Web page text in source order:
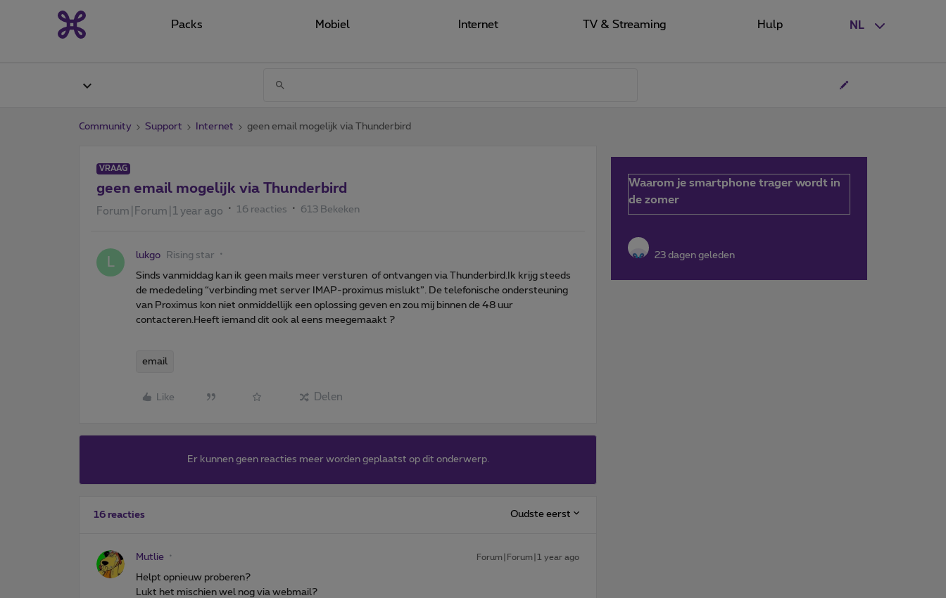
NL
Packs Mobiel Internet TV & Streaming Hulp
Community Support Internet geen email mogelijk via Thunderbird
VRAAG
geen email mogelijk via Thunderbird
Forum|Forum|1 year ago 16 reacties 613 Bekeken
L lukgo Rising star
Sinds vanmiddag kan ik geen mails meer versturen of ontvangen via Thunderbird.Ik krijg steeds
de mededeling “verbinding met server IMAP-proximus mislukt”. De telefonische ondersteuning
van Proximus kon niet onmiddellijk een oplossing geven en zou mij binnen de 48 uur
contacteren.Heeft iemand dit ook al eens meegemaakt ?
email
Like Delen
Er kunnen geen reacties meer worden geplaatst op dit onderwerp.
16 reacties Oudste eerst
Mutlie Forum|Forum|1 year ago
Helpt opnieuw proberen?
Lukt het mischien wel nog via webmail?
Waarom je smartphone trager wordt in
de zomer
23 dagen geleden